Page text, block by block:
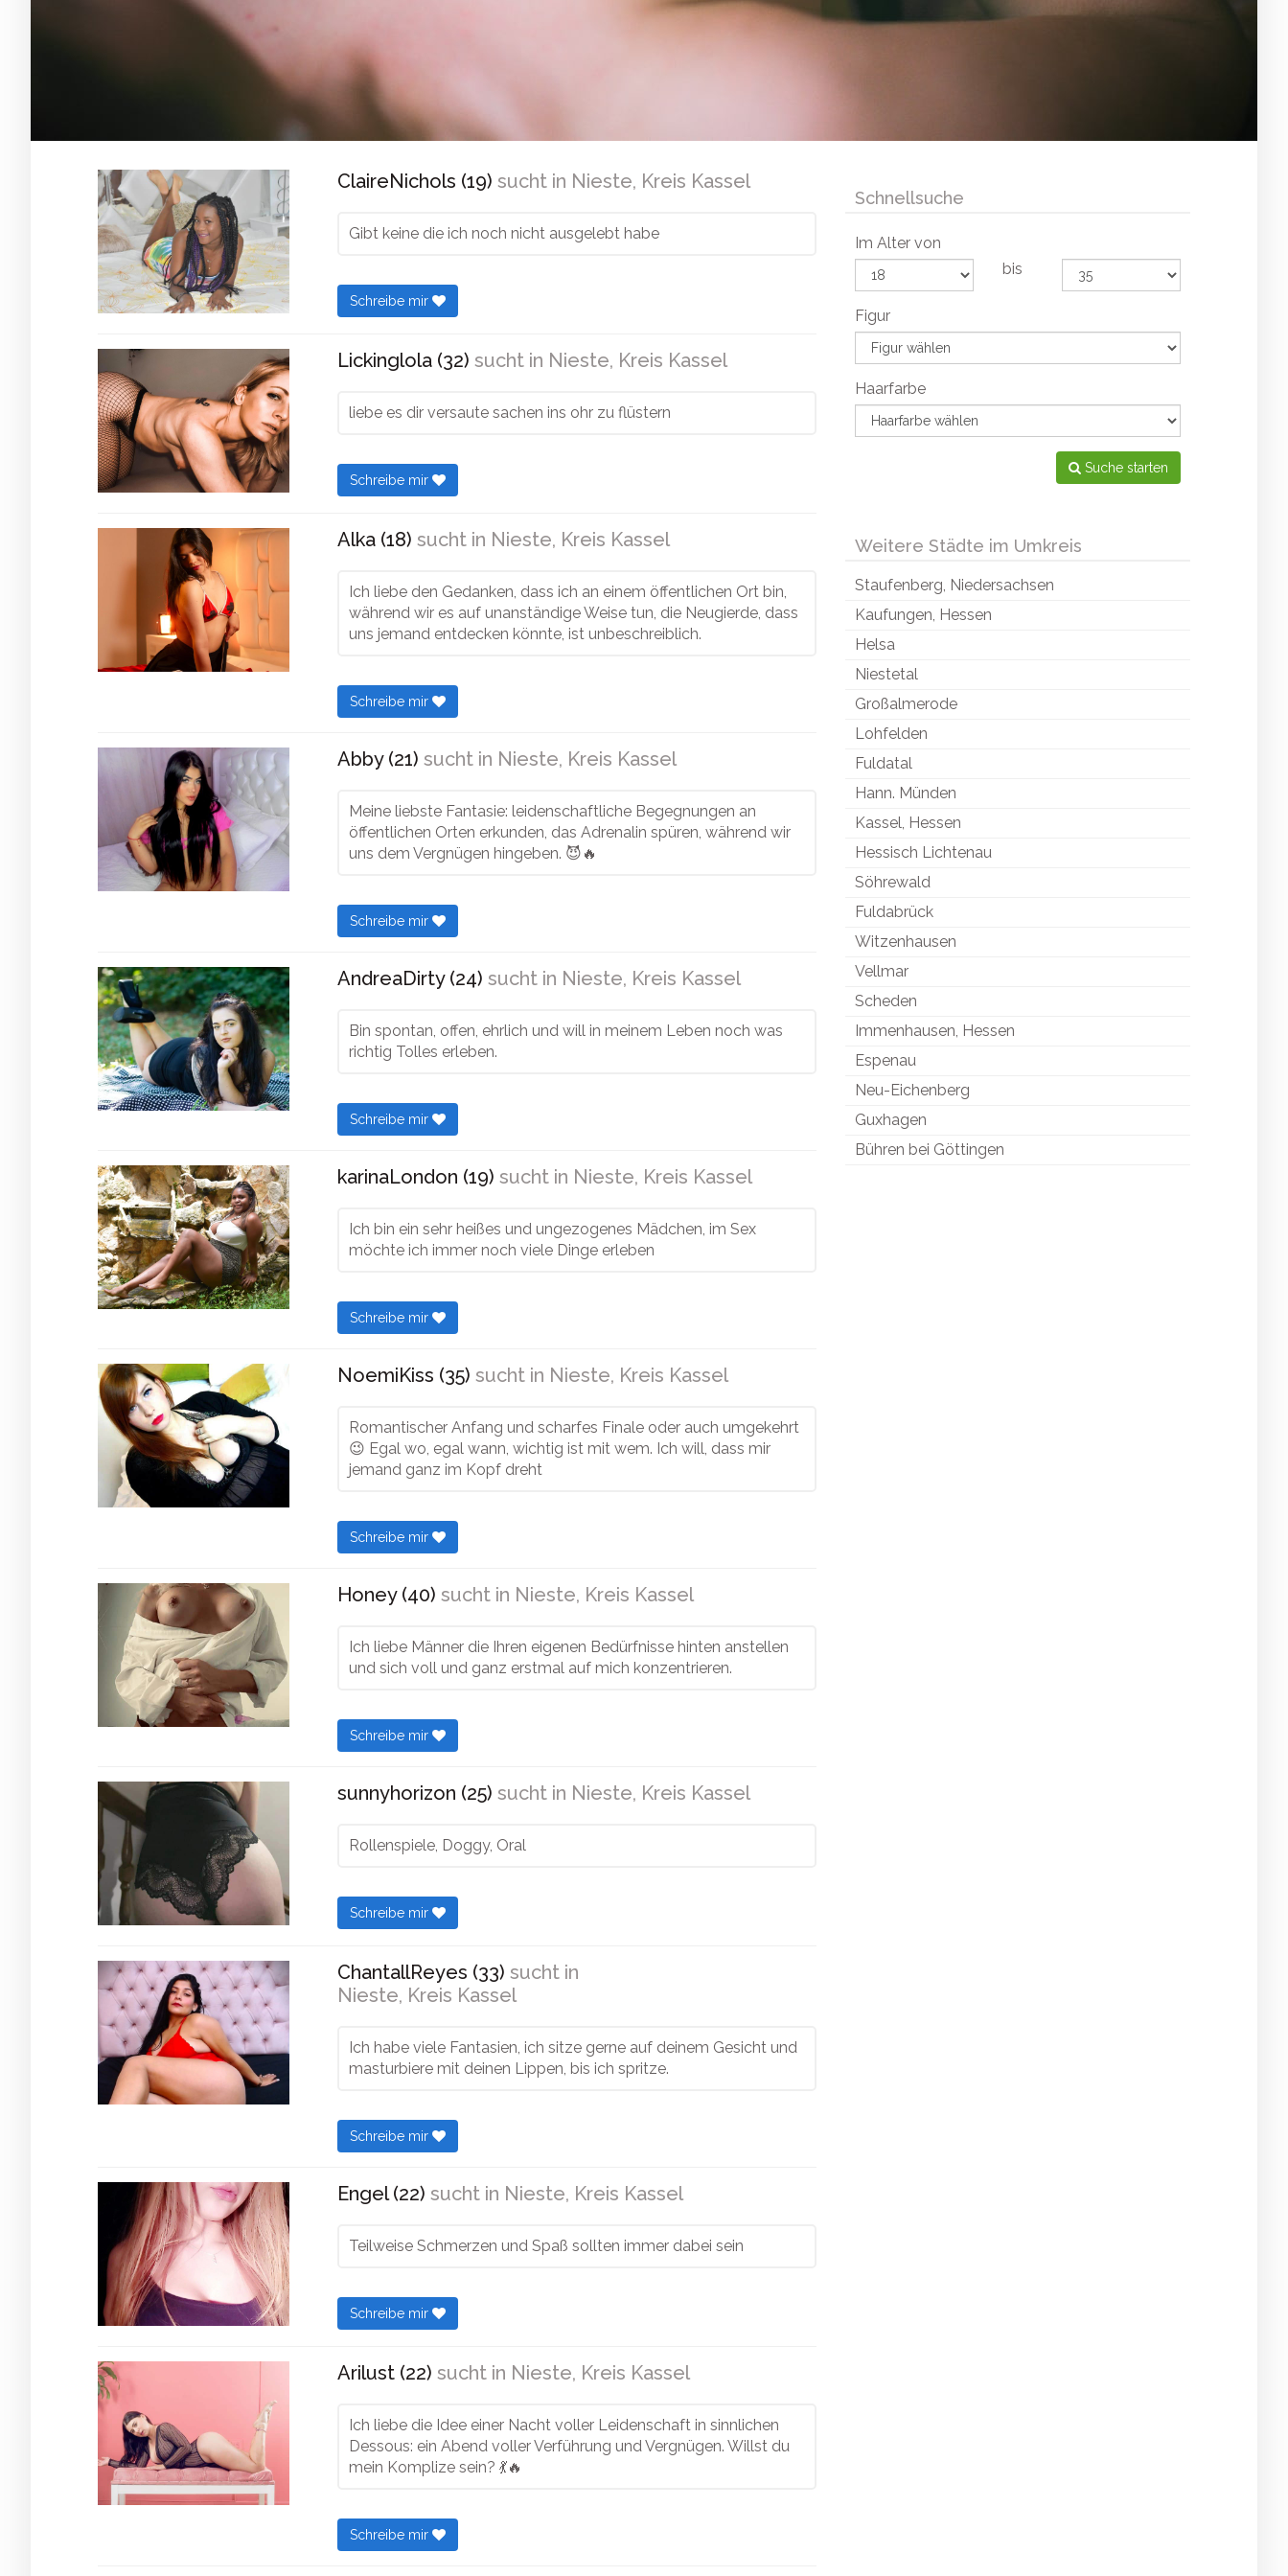
ClaireNichols (19) sucht in Nieste, Kreis Kassel
Gibt keine die ich noch nicht ausgelebt habe
Schreibe mir
Lickinglola (32) sucht in Nieste, Kreis Kassel
liebe es dir versaute sachen ins ohr zu flüstern
Schreibe mir
Alka (18) sucht in Nieste, Kreis Kassel
Ich liebe den Gedanken, dass ich an einem öffentlichen Ort bin,
während wir es auf unanständige Weise tun, die Neugierde, dass
uns jemand entdecken könnte, ist unbeschreiblich.
Schreibe mir
Abby (21) sucht in Nieste, Kreis Kassel
Meine liebste Fantasie: leidenschaftliche Begegnungen an
öffentlichen Orten erkunden, das Adrenalin spüren, während wir
uns dem Vergnügen hingeben. 😈🔥
Schreibe mir
AndreaDirty (24) sucht in Nieste, Kreis Kassel
Bin spontan, offen, ehrlich und will in meinem Leben noch was
richtig Tolles erleben.
Schreibe mir
karinaLondon (19) sucht in Nieste, Kreis Kassel
Ich bin ein sehr heißes und ungezogenes Mädchen, im Sex
möchte ich immer noch viele Dinge erleben
Schreibe mir
NoemiKiss (35) sucht in Nieste, Kreis Kassel
Romantischer Anfang und scharfes Finale oder auch umgekehrt
😉 Egal wo, egal wann, wichtig ist mit wem. Ich will, dass mir
jemand ganz im Kopf dreht
Schreibe mir
Honey (40) sucht in Nieste, Kreis Kassel
Ich liebe Männer die Ihren eigenen Bedürfnisse hinten anstellen
und sich voll und ganz erstmal auf mich konzentrieren.
Schreibe mir
sunnyhorizon (25) sucht in Nieste, Kreis Kassel
Rollenspiele, Doggy, Oral
Schreibe mir
ChantallReyes (33) sucht in
Nieste, Kreis Kassel
Ich habe viele Fantasien, ich sitze gerne auf deinem Gesicht und
masturbiere mit deinen Lippen, bis ich spritze.
Schreibe mir
Engel (22) sucht in Nieste, Kreis Kassel
Teilweise Schmerzen und Spaß sollten immer dabei sein
Schreibe mir
Arilust (22) sucht in Nieste, Kreis Kassel
Ich liebe die Idee einer Nacht voller Leidenschaft in sinnlichen
Dessous: ein Abend voller Verführung und Vergnügen. Willst du
mein Komplize sein? 💃🔥
Schreibe mir
Schnellsuche
Im Alter von
bis
Figur
Haarfarbe
Suche starten
Weitere Städte im Umkreis
Staufenberg, Niedersachsen
Kaufungen, Hessen
Helsa
Niestetal
Großalmerode
Lohfelden
Fuldatal
Hann. Münden
Kassel, Hessen
Hessisch Lichtenau
Söhrewald
Fuldabrück
Witzenhausen
Vellmar
Scheden
Immenhausen, Hessen
Espenau
Neu-Eichenberg
Guxhagen
Bühren bei Göttingen